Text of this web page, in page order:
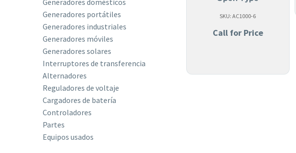
Generadores domésticos
Generadores portátiles
Generadores industriales
Generadores móviles
Generadores solares
Interruptores de transferencia
Alternadores
Reguladores de voltaje
Cargadores de batería
Controladores
Partes
Equipos usados
SKU: AC1000-6
Call for Price